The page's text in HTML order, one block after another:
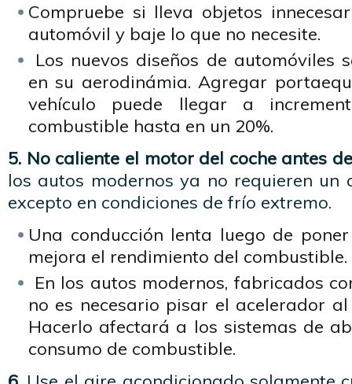
Compruebe si lleva objetos
automóvil y baje lo que no necesite.
Los nuevos diseños de automóviles
en su aerodinámia. Agregar
vehículo puede llegar a
combustible hasta en un 20%.
5. No caliente el motor del coche antes
los autos modernos ya no requieren un
excepto en condiciones de frío extremo.
Una conducción lenta luego de
mejora el rendimiento del combustible.
En los autos modernos, fabricados
no es necesario pisar el acelerador
Hacerlo afectará a los sistemas de
consumo de combustible.